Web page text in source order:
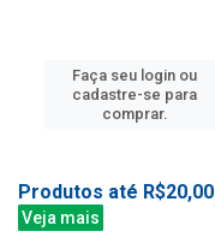
Faça seu login ou
cadastre-se para
comprar.
Produtos até R$20,00
Veja mais